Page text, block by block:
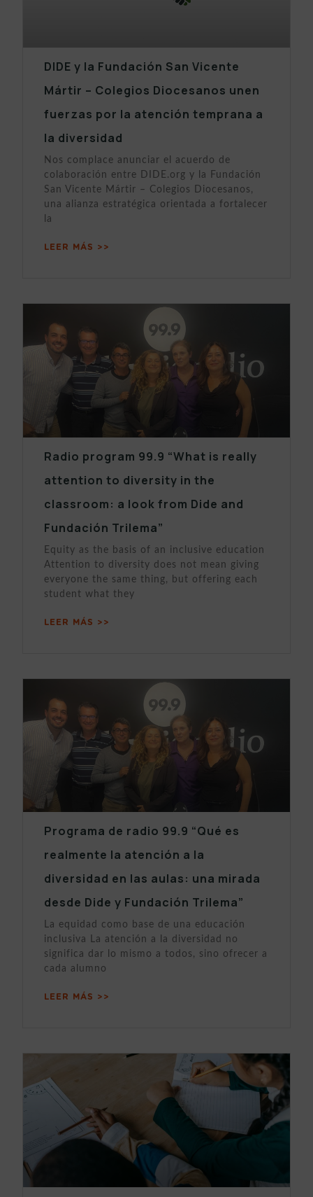
DIDE y la Fundación San Vicente
Mártir – Colegios Diocesanos unen
fuerzas por la atención temprana a
la diversidad
Nos complace anunciar el acuerdo de
colaboración entre DIDE.org y la Fundación
San Vicente Mártir – Colegios Diocesanos,
una alianza estratégica orientada a fortalecer
la
LEER MÁS >>
Radio program 99.9 “What is really
attention to diversity in the
classroom: a look from Dide and
Fundación Trilema”
Equity as the basis of an inclusive education
Attention to diversity does not mean giving
everyone the same thing, but offering each
student what they
LEER MÁS >>
Programa de radio 99.9 “Qué es
realmente la atención a la
diversidad en las aulas: una mirada
desde Dide y Fundación Trilema”
La equidad como base de una educación
inclusiva La atención a la diversidad no
significa dar lo mismo a todos, sino ofrecer a
cada alumno
LEER MÁS >>